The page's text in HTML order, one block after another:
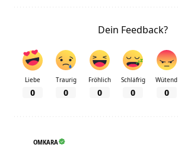
Dein Feedback?
Liebe
0
Traurig
0
Fröhlich
0
Schläfrig
0
Wütend
0
OMKARA